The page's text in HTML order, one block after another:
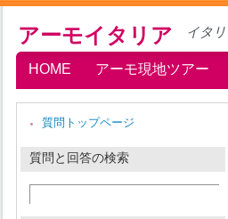
アーモイタリア イタ
HOME アーモ現地ツアー
質問トップページ
質問と回答の検索